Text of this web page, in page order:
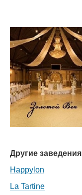
Другие заведения
Happylon
La Tartine